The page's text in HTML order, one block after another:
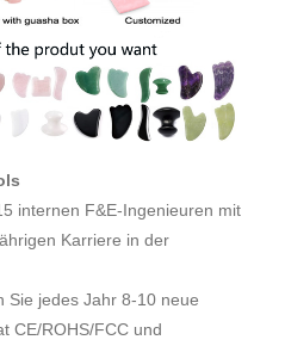
internen F&E-Ingenieuren mit
Karriere in der
Sie jedes Jahr 8-10 neue
CE/ROHS/FCC und